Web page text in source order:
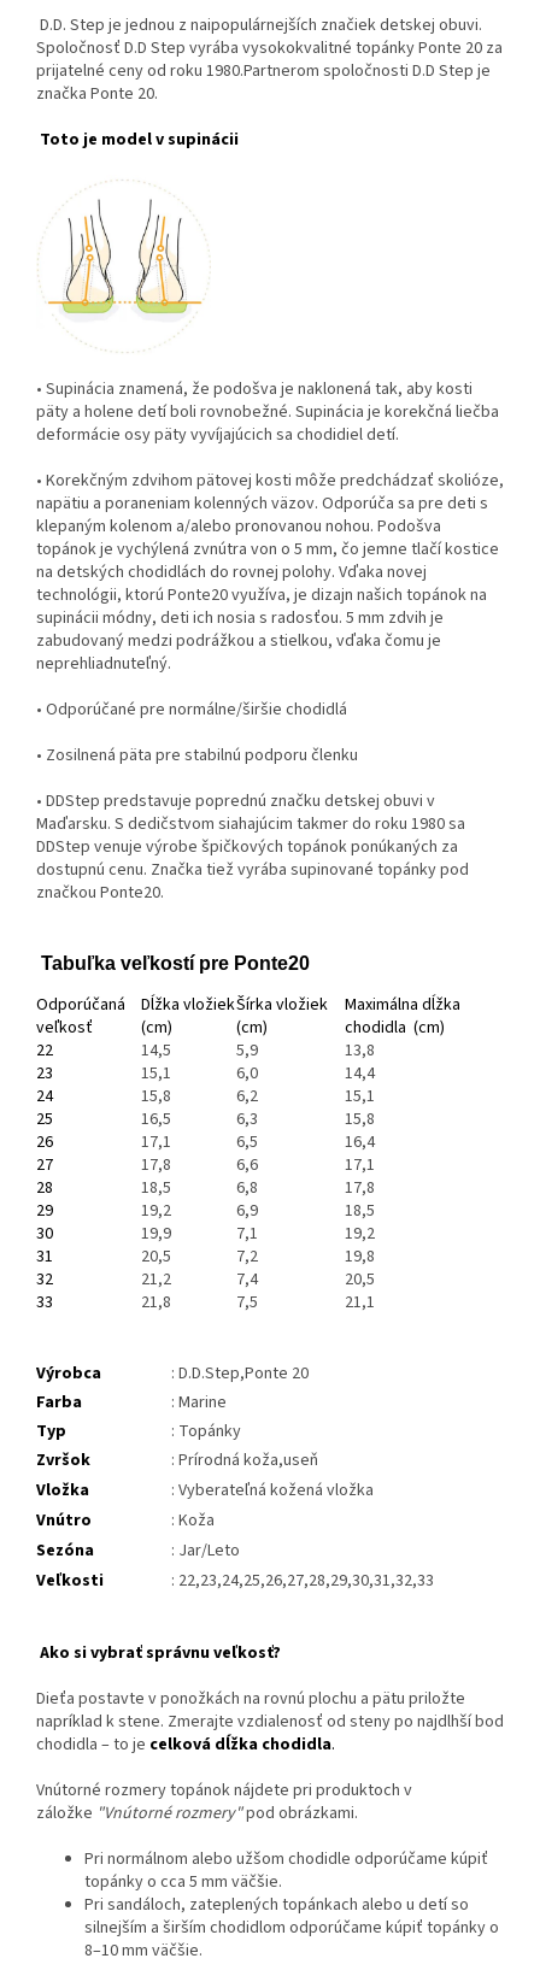
D.D. Step je jednou z naipopulárnejších značiek detskej obuvi.
Spoločnosť D.D Step vyrába vysokokvalitné topánky Ponte 20 za
prijatelné ceny od roku 1980.Partnerom spoločnosti D.D Step je
značka Ponte 20.
Toto je model v supinácii
• Supinácia znamená, že podošva je naklonená tak, aby kosti
päty a holene detí boli rovnobežné. Supinácia je korekčná liečba
deformácie osy päty vyvíjajúcich sa chodidiel detí.
• Korekčným zdvihom pätovej kosti môže predchádzať skolióze,
napätiu a poraneniam kolenných väzov. Odporúča sa pre deti s
klepaným kolenom a/alebo pronovanou nohou. Podošva
topánok je vychýlená zvnútra von o 5 mm, čo jemne tlačí kostice
na detských chodidlách do rovnej polohy. Vďaka novej
technológii, ktorú Ponte20 využíva, je dizajn našich topánok na
supinácii módny, deti ich nosia s radosťou. 5 mm zdvih je
zabudovaný medzi podrážkou a stielkou, vďaka čomu je
neprehliadnuteľný.
• Odporúčané pre normálne/širšie chodidlá
• Zosilnená päta pre stabilnú podporu členku
• DDStep predstavuje poprednú značku detskej obuvi v
Maďarsku. S dedičstvom siahajúcim takmer do roku 1980 sa
DDStep venuje výrobe špičkových topánok ponúkaných za
dostupnú cenu. Značka tiež vyrába supinované topánky pod
značkou Ponte20.
Tabuľka veľkostí pre Ponte20
Odporúčaná
veľkosť
22
23
24
25
26
27
28
29
30
31
32
33
Dĺžka vložiek
(cm)
14,5
15,1
15,8
16,5
17,1
17,8
18,5
19,2
19,9
20,5
21,2
21,8
Šírka vložiek
(cm)
5,9
6,0
6,2
6,3
6,5
6,6
6,8
6,9
7,1
7,2
7,4
7,5
Maximálna dĺžka
chodidla (cm)
13,8
14,4
15,1
15,8
16,4
17,1
17,8
18,5
19,2
19,8
20,5
21,1
Výrobca
: D.D.Step,Ponte 20
Farba
: Marine
Typ
: Topánky
Zvršok
: Prírodná koža,useň
Vložka
: Vyberateľná kožená vložka
Vnútro
: Koža
Sezóna
: Jar/Leto
Veľkosti
: 22,23,24,25,26,27,28,29,30,31,32,33
Ako si vybrať správnu veľkosť?
Dieťa postavte v ponožkách na rovnú plochu a pätu priložte
napríklad k stene. Zmerajte vzdialenosť od steny po najdlhší bod
chodidla – to je celková dĺžka chodidla.
Vnútorné rozmery topánok nájdete pri produktoch v
záložke "Vnútorné rozmery"pod obrázkami.
Pri normálnom alebo užšom chodidle odporúčame kúpiť
topánky o cca 5 mm väčšie.
Pri sandáloch, zateplených topánkach alebo u detí so
silnejším a širším chodidlom odporúčame kúpiť topánky o
8–10 mm väčšie.